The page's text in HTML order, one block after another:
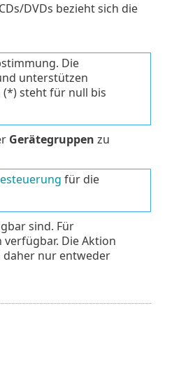
DVDs bezieht sich die
Die
unterstützen
(*) steht für null bis
Gerätegruppen zu
für die
sind. Für
Die Aktion
nur entweder